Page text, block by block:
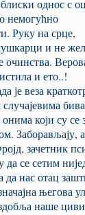
блиски однос с
немогућно
Руку на срце,
и не
очинства.
и ето..!
је веза
који су
Заборављају,
зачетник
се сетим
да нас отац
његова
наше